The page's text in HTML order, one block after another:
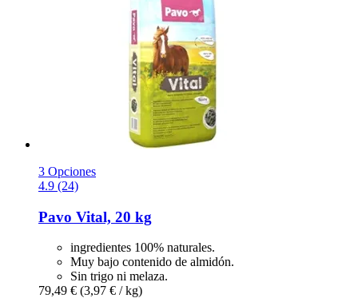
3 Opciones
4.9 (24)
Pavo Vital, 20 kg
ingredientes 100% naturales.
Muy bajo contenido de almidón.
Sin trigo ni melaza.
79,49 € (3,97 € / kg)